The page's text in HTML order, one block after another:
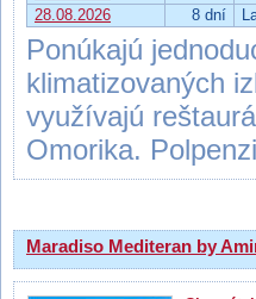
28.08.2026
8 dní
Ponúkajú
klimatizovaných
využívajú
Omorika.
Maradiso Mediteran by